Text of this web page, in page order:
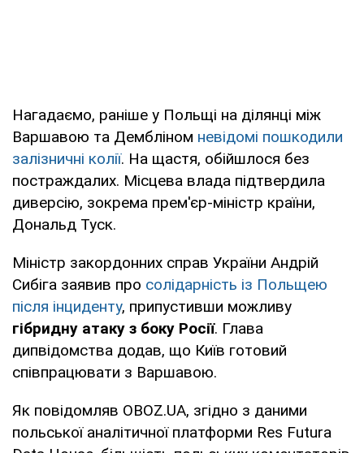
Нагадаємо, раніше у Польщі на ділянці між
Варшавою та Дембліном невідомі пошкодили
залізничні колії. На щастя, обійшлося без
постраждалих. Місцева влада підтвердила
диверсію, зокрема прем'єр-міністр країни,
Дональд Туск.
Міністр закордонних справ України Андрій
Сибіга заявив про солідарність із Польщею
після інциденту, припустивши можливу
гібридну атаку з боку Росії. Глава
дипвідомства додав, що Київ готовий
співпрацювати з Варшавою.
Як повідомляв OBOZ.UA, згідно з даними
польської аналітичної платформи Res Futura